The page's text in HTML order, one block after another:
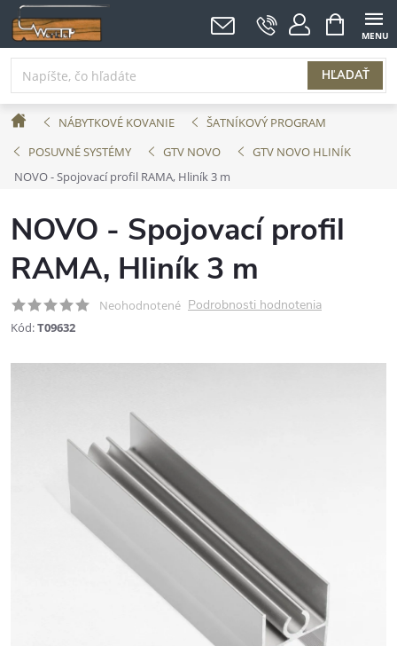
Prejsť
na
obsah
HĽADAŤ
NÁKUPNÝ
KOŠÍK
DomovNÁBYTKOVÉ KOVANIE
ŠATNÍKOVÝ PROGRAM
POSUVNÉ SYSTÉMY
GTV NOVO
GTV NOVO HLINÍK
NOVO - Spojovací profil RAMA, Hliník 3 m
NOVO - Spojovací profil
RAMA, Hliník 3 m
Neohodnotené Podrobnosti hodnotenia
Kód:T09632